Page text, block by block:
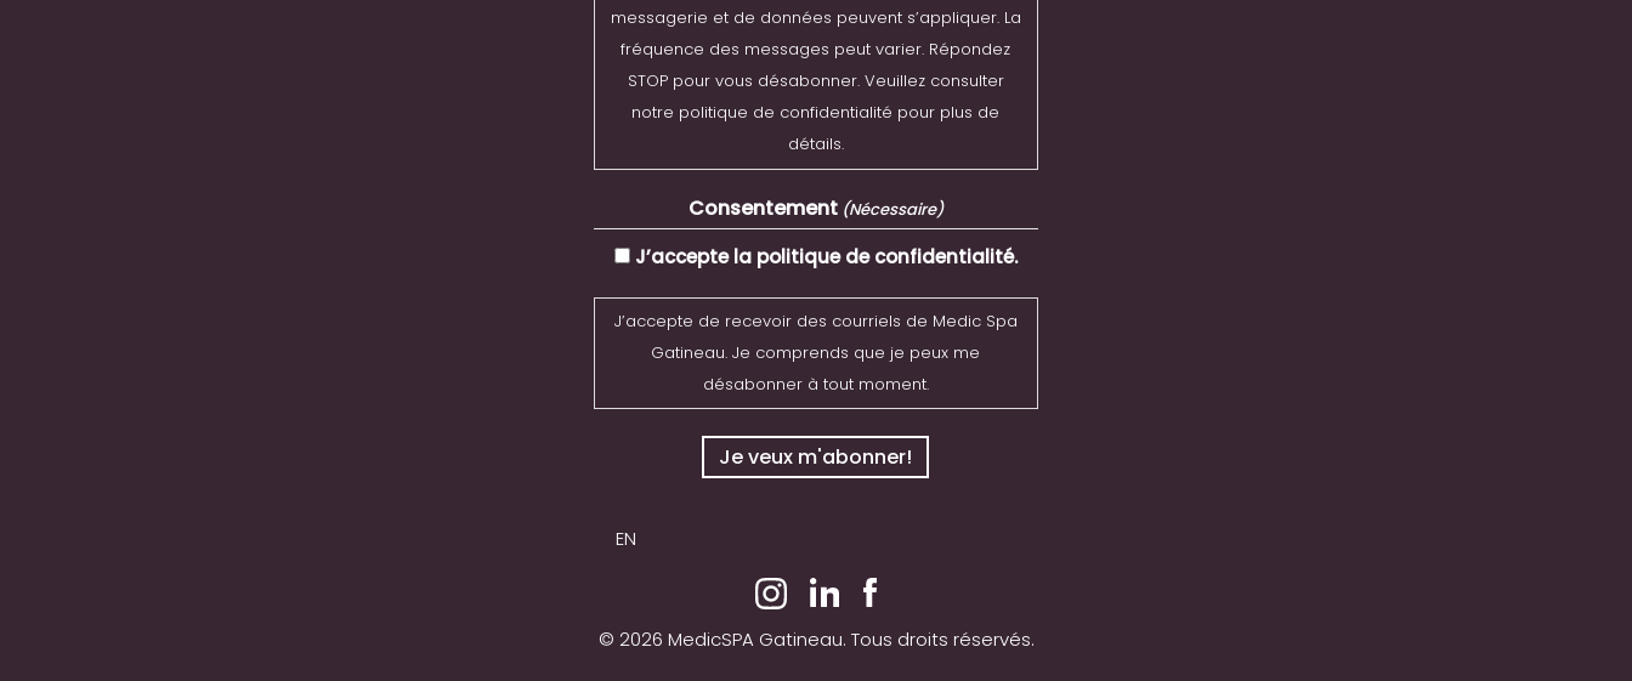
messagerie et de données peuvent s’appliquer. La
fréquence des messages peut varier. Répondez
STOP pour vous désabonner. Veuillez consulter
notre politique de confidentialité pour plus de
détails.
Consentement (Nécessaire)
J’accepte la politique de confidentialité.
J’accepte de recevoir des courriels de Medic Spa
Gatineau. Je comprends que je peux me
désabonner à tout moment.
EN
© 2026 MedicSPA Gatineau. Tous droits réservés.